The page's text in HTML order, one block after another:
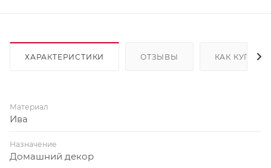
ХАРАКТЕРИСТИКИ ОТЗЫВЫ КАК КУПИТЬ
Материал
Ива
Назначение
Домашний декор